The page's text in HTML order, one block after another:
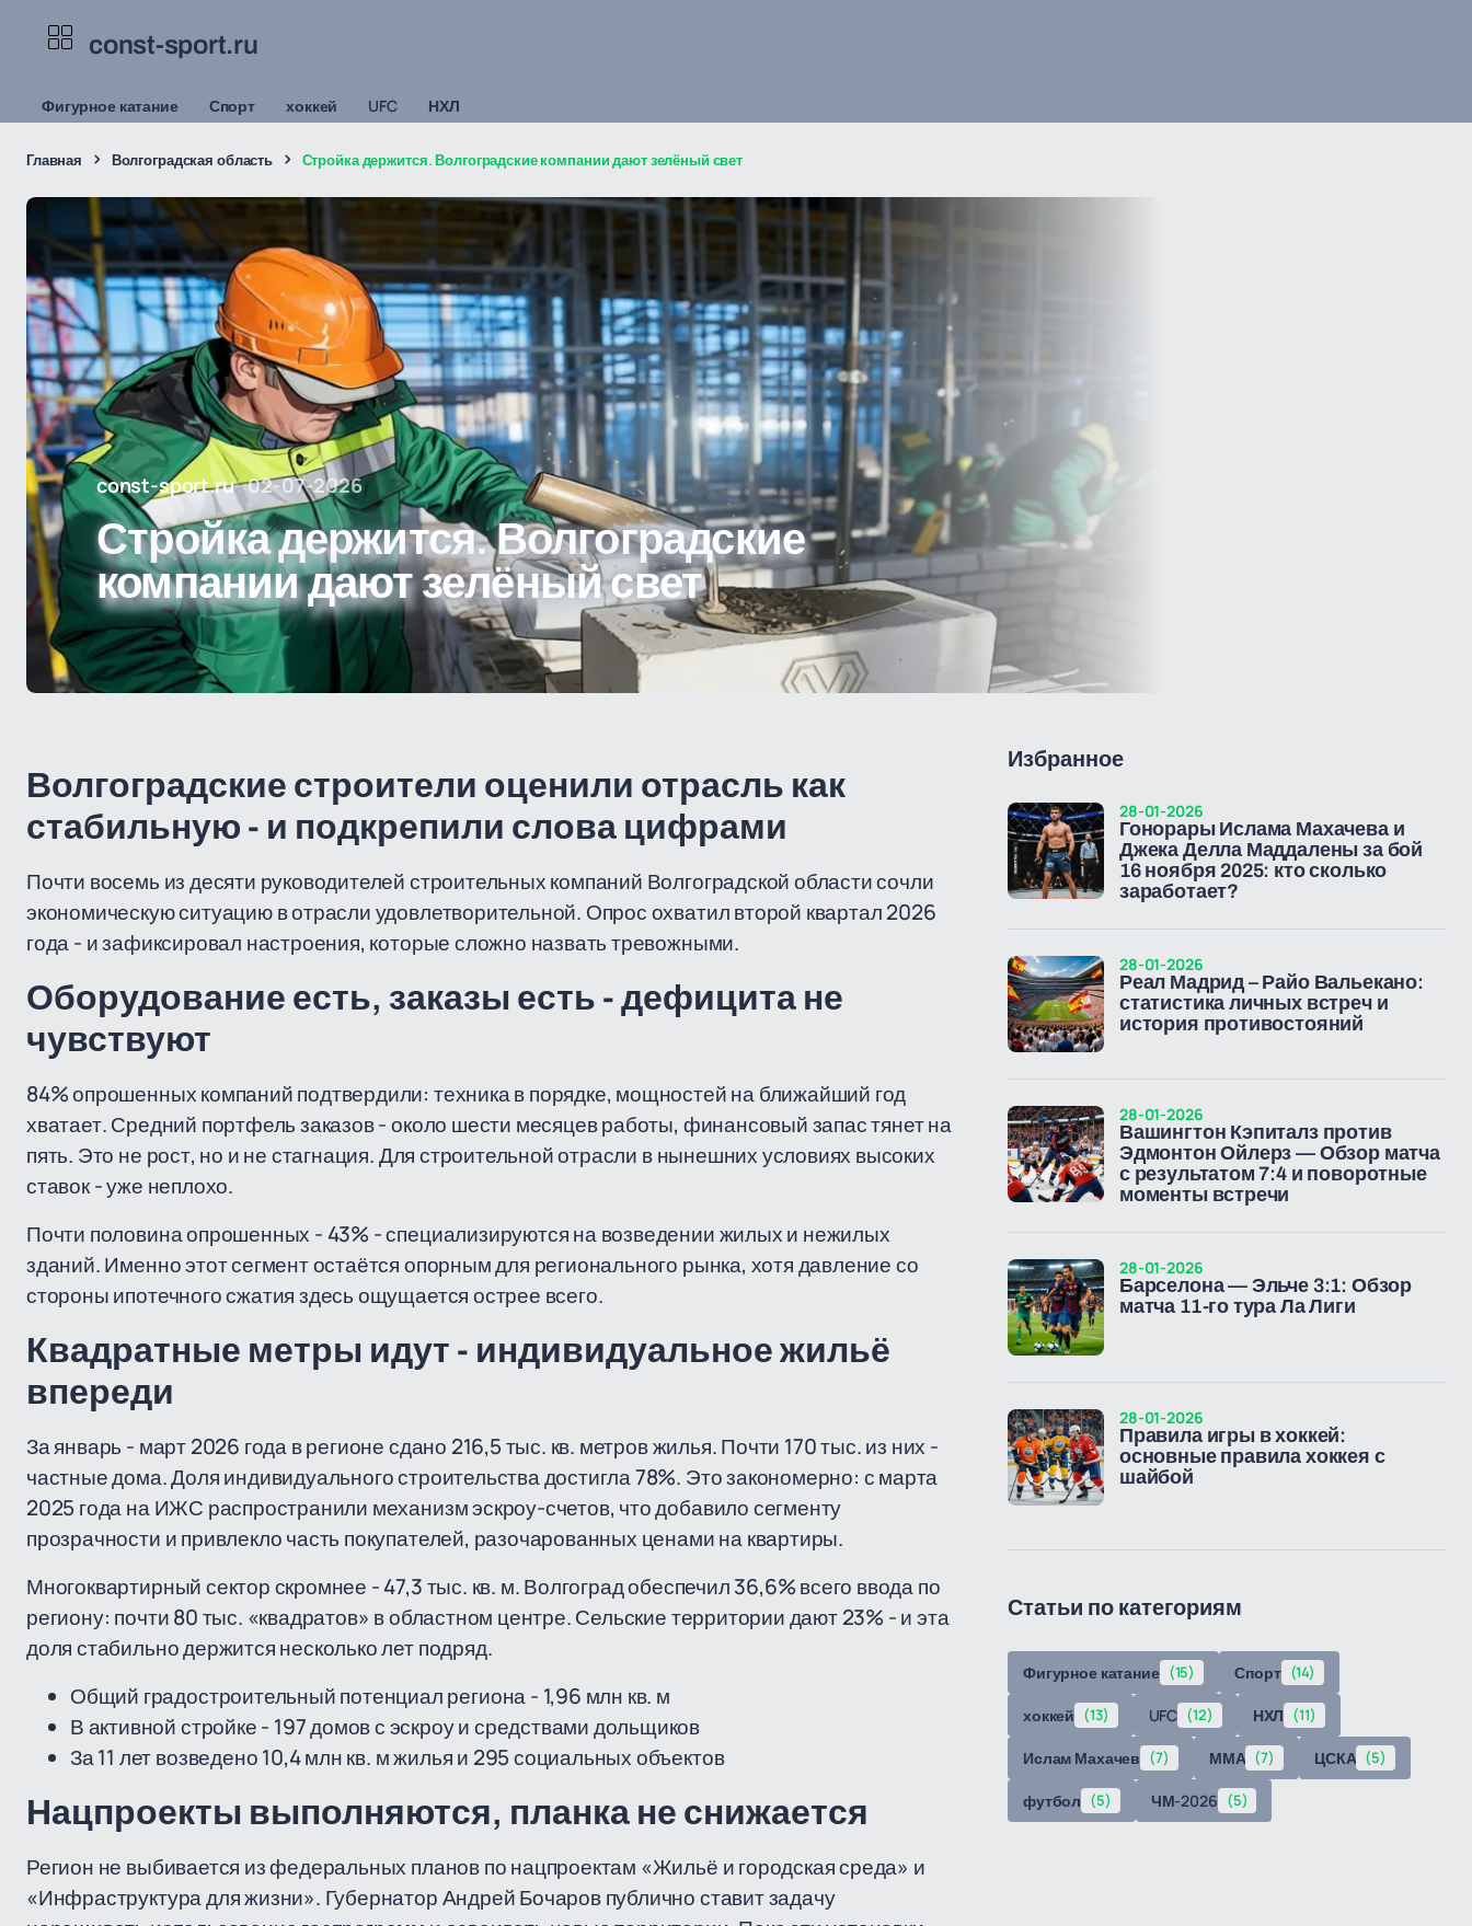
const-sport.ru
Фигурное катание Спорт хоккей UFC НХЛ
Главная Волгоградская область Стройка держится. Волгоградские компании дают зелёный свет
const-sport.ru 02-07-2026
Стройка держится. Волгоградские
компании дают зелёный свет
Волгоградские строители оценили отрасль как
стабильную - и подкрепили слова цифрами
Почти восемь из десяти руководителей строительных компаний Волгоградской области сочли
экономическую ситуацию в отрасли удовлетворительной. Опрос охватил второй квартал 2026
года - и зафиксировал настроения, которые сложно назвать тревожными.
Оборудование есть, заказы есть - дефицита не
чувствуют
84% опрошенных компаний подтвердили: техника в порядке, мощностей на ближайший год
хватает. Средний портфель заказов - около шести месяцев работы, финансовый запас тянет на
пять. Это не рост, но и не стагнация. Для строительной отрасли в нынешних условиях высоких
ставок - уже неплохо.
Почти половина опрошенных - 43% - специализируются на возведении жилых и нежилых
зданий. Именно этот сегмент остаётся опорным для регионального рынка, хотя давление со
стороны ипотечного сжатия здесь ощущается острее всего.
Квадратные метры идут - индивидуальное жильё
впереди
За январь - март 2026 года в регионе сдано 216,5 тыс. кв. метров жилья. Почти 170 тыс. из них -
частные дома. Доля индивидуального строительства достигла 78%. Это закономерно: с марта
2025 года на ИЖС распространили механизм эскроу-счетов, что добавило сегменту
прозрачности и привлекло часть покупателей, разочарованных ценами на квартиры.
Многоквартирный сектор скромнее - 47,3 тыс. кв. м. Волгоград обеспечил 36,6% всего ввода по
региону: почти 80 тыс. «квадратов» в областном центре. Сельские территории дают 23% - и эта
доля стабильно держится несколько лет подряд.
Общий градостроительный потенциал региона - 1,96 млн кв. м
В активной стройке - 197 домов с эскроу и средствами дольщиков
За 11 лет возведено 10,4 млн кв. м жилья и 295 социальных объектов
Нацпроекты выполняются, планка не снижается
Регион не выбивается из федеральных планов по нацпроектам «Жильё и городская среда» и
«Инфраструктура для жизни». Губернатор Андрей Бочаров публично ставит задачу
Избранное
Гонорары Ислама Махачева и
Джека Делла Маддалены за бой
16 ноября 2025: кто сколько
заработает?
28-01-2026
Реал Мадрид – Райо Вальекано:
статистика личных встреч и
история противостояний
28-01-2026
Вашингтон Кэпиталз против
Эдмонтон Ойлерз — Обзор матча
с результатом 7:4 и поворотные
моменты встречи
28-01-2026
Барселона — Эльче 3:1: Обзор
матча 11-го тура Ла Лиги
28-01-2026
Правила игры в хоккей:
основные правила хоккея с
шайбой
28-01-2026
Статьи по категориям
Фигурное катание (15) Спорт (14)
хоккей (13) UFC (12) НХЛ (11)
Ислам Махачев (7) ММА (7) ЦСКА (5)
футбол (5) ЧМ-2026 (5)